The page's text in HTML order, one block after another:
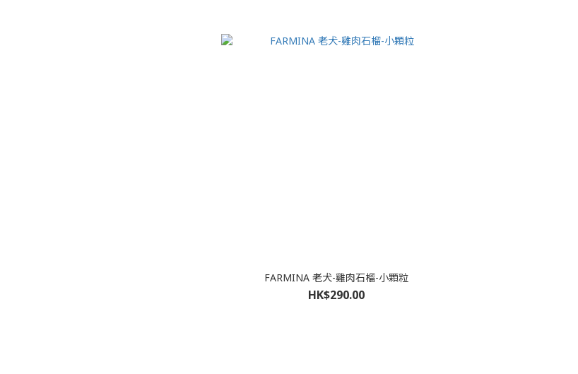
FARMINA 老犬-雞肉石榴-小顆粒
HK$290.00